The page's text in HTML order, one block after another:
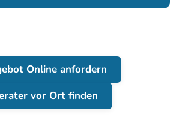
Online anfordern
vor Ort finden